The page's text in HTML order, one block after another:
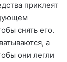
приклеят
снять его.
а
они легли